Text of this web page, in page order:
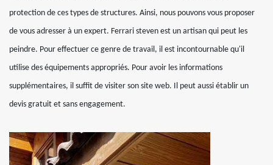
protection de ces types de structures. Ainsi, nous pouvons vous proposer
de vous adresser à un expert. Ferrari steven est un artisan qui peut les
peindre. Pour effectuer ce genre de travail, il est incontournable qu'il
utilise des équipements appropriés. Pour avoir les informations
supplémentaires, il suffit de visiter son site web. Il peut aussi établir un
devis gratuit et sans engagement.